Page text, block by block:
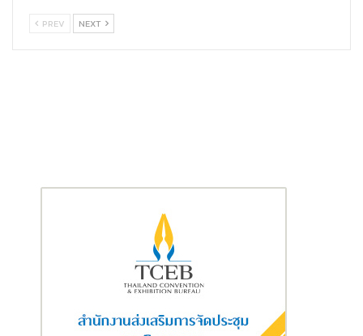
ทำความเข้าใจสถานะทางการเงินของตนเองอย่างเป็นระบบ ราชธานี
การแก้หนี้ต้องเริ่มจากความรู้ ความเข้าใจ และใช้เครื่องมือที่ถูกต้อง จึง
เป็นที่มาของ โครงการ “โค้ชปลดหนี้” โครงการที่ทีทีบีพัฒนาขึ้นและ
เปิดตัวกับพนักงานทีทีบีในปี 2566 โดยมีเป้าหมายเพื่อแก้ไขปัญหาหนี้
สินอย่างถูกต้องและยั่งยืน ซึ่งสะท้อนความเชื่อของธนาคารที่ว่าการมี
รากฐานการเงินที่มั่นคงของพนักงาน คือจุดเริ่มต้นสำคัญในการส่งต่อ
ความมั่นคงทางการเงินสู่ลูกค้าและสังคมโดยรวม โดยได้ให้ความ
PREV NEXT